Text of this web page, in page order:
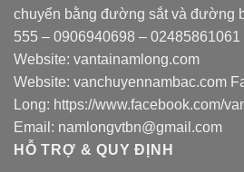
chuyển bằng đường sắt và đường
555 – 0906940698 – 02485861061
Website: vantainamlong.com
Website: vanchuyennambac.com
Long: https://www.facebook.com/
Email: namlongvtbn@gmail.com
HỖ TRỢ & QUY ĐỊNH